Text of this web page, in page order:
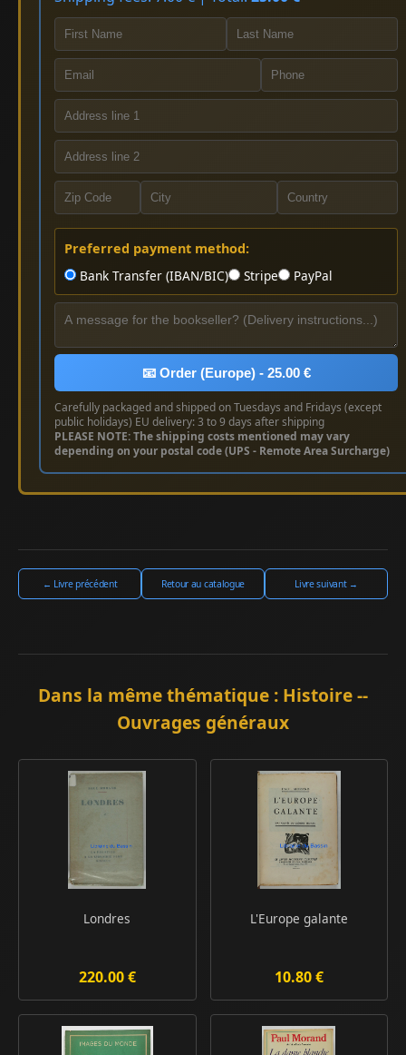
Preferred payment method:
Bank Transfer (IBAN/BIC)
Stripe PayPal
📧 Order (Europe) - 25.00 €
Carefully packaged and shipped on Tuesdays and Fridays (except
public holidays) EU delivery: 3 to 9 days after shipping
PLEASE NOTE: The shipping costs mentioned may vary
depending on your postal code (UPS - Remote Area Surcharge)
← Livre précédent Retour au catalogue Livre suivant →
Dans la même thématique : Histoire --
Ouvrages généraux
Londres
220.00 €
L'Europe galante
10.80 €